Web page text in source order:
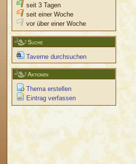
seit 3 Tagen
seit einer Woche
vor über einer Woche
Suche
Taverne durchsuchen
Aktionen
Thema erstellen
Eintrag verfassen